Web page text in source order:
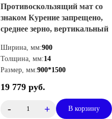
Противоскользящий мат со
знаком Курение запрещено,
среднее зерно, вертикальный
Ширина, мм:900
Толщина, мм:14
Размер, мм:900*1500
19 779 руб.
- + В корзину